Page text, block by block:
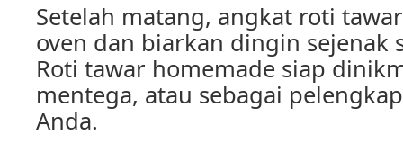
Setelah matang, angkat roti
oven dan biarkan dingin sejenak
Roti tawar homemade siap
mentega, atau sebagai
Anda.